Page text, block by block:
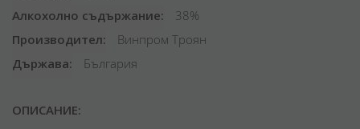
Алкохолно съдържание
38%
Производител
Винпром Троян
Държава
България
ОПИСАНИЕ: